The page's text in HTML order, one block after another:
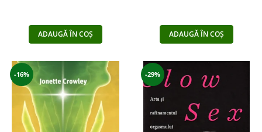
ADAUGĂ ÎN COȘ ADAUGĂ ÎN COȘ
-16% -29%